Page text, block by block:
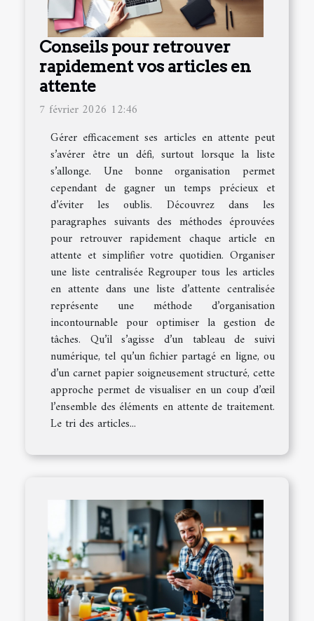
Conseils pour retrouver
rapidement vos articles en
attente
7 février 2026 12:46
Gérer efficacement ses articles en attente peut
s’avérer être un défi, surtout lorsque la liste
s’allonge. Une bonne organisation permet
cependant de gagner un temps précieux et
d’éviter les oublis. Découvrez dans les
paragraphes suivants des méthodes éprouvées
pour retrouver rapidement chaque article en
attente et simplifier votre quotidien. Organiser
une liste centralisée Regrouper tous les articles
en attente dans une liste d’attente centralisée
représente une méthode d’organisation
incontournable pour optimiser la gestion de
tâches. Qu’il s’agisse d’un tableau de suivi
numérique, tel qu’un fichier partagé en ligne, ou
d’un carnet papier soigneusement structuré, cette
approche permet de visualiser en un coup d’œil
l’ensemble des éléments en attente de traitement.
Le tri des articles...